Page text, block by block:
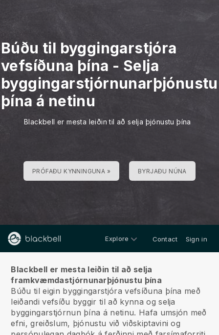
Búðu til byggingarstjóra
vefsíðuna þína - Selja
byggingarstjórnunarþjónustu
þína á netinu
Blackbell er mesta leiðin til að selja þjónustu þína
PRÓFAÐU KYNNINGUNA » BYRJAÐU NÚNA
Explore Contact Sign in
Blackbell er mesta leiðin til að selja
framkvæmdastjórnunarþjónustu þína
Búðu til eigin byggingarstjóra vefsíðuna þína með
leiðandi vefsíðu byggir til að kynna og selja
byggingarstjórnun þína á netinu. Hafa umsjón með
efni, greiðslum, þjónustu við viðskiptavini og